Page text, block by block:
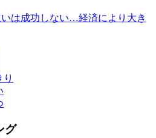
は成功しない…経済により大き
り
グ